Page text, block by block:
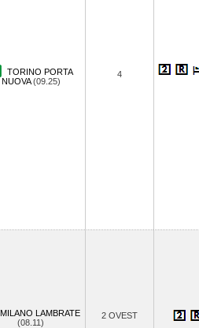
TORINO PORTA
NUOVA(09.25)
4
MILANO LAMBRATE
(08.11)
2 OVEST